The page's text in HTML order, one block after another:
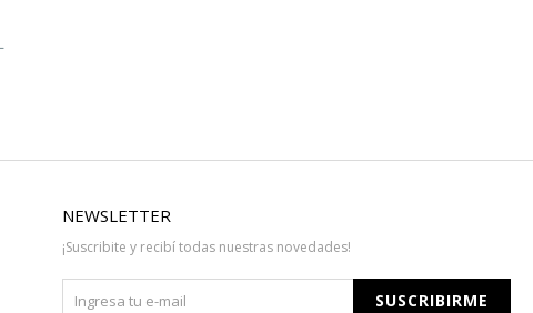
NEWSLETTER
¡Suscribite y recibí todas nuestras novedades!
SUSCRIBIRME